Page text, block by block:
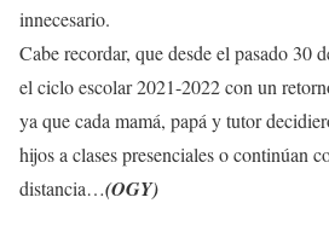
innecesario.
Cabe recordar, que desde el pasado 30
el ciclo escolar 2021-2022 con un
ya que cada mamá, papá y tutor
hijos a clases presenciales o continúan
distancia…(OGY)